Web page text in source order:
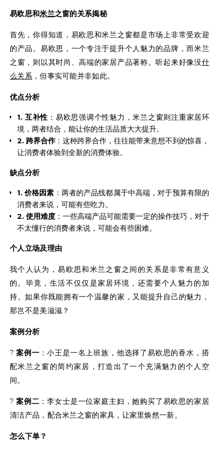
易欧思和米兰之窗的关系揭秘
首先，你得知道，易欧思和米兰之窗都是市场上非常受欢迎
的产品。易欧思，一个专注于提升个人魅力的品牌，而米兰
之窗，则以其时尚、高端的家居产品著称。听起来好像没什
么关系，但事实可能并非如此。
优点分析
1. 互补性 ：易欧思强调个性魅力，米兰之窗则注重家居环
境，两者结合，能让你的生活品质大大提升。
2. 跨界合作 ：这种跨界合作，往往能带来意想不到的惊喜，
让消费者体验到全新的消费体验。
缺点分析
1. 价格因素 ：两者的产品线都属于中高端，对于预算有限的
消费者来说，可能有些吃力。
2. 使用难度 ：一些高端产品可能需要一定的操作技巧，对于
不太懂行的消费者来说，可能会有些困难。
个人立场及理由
我个人认为，易欧思和米兰之窗之间的关系是非常有意义
的。毕竟，生活不仅仅是家居环境，还需要个人魅力的加
持。如果你既能拥有一个温馨的家，又能提升自己的魅力，
那岂不是美滋滋？
案例分析
?案例一 ：小王是一名上班族，他选择了易欧思的香水，搭
配米兰之窗的简约家居，打造出了一个充满魅力的个人空
间。
?案例二 ：李女士是一位家庭主妇，她购买了易欧思的家居
清洁产品，配合米兰之窗的家具，让家里焕然一新。
怎么下单？